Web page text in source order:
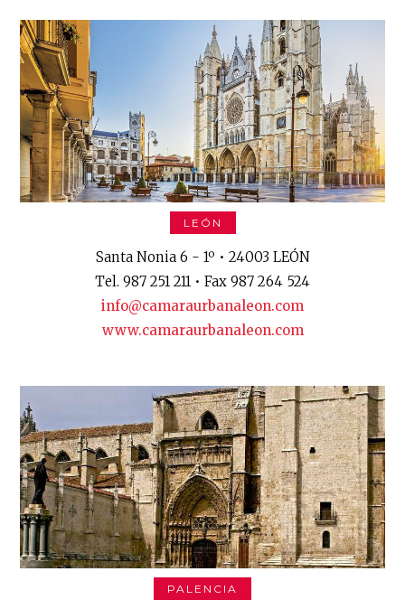
LEÓN
Santa Nonia 6 - 1º • 24003 LEÓN
Tel. 987 251 211 • Fax 987 264 524
info@camaraurbanaleon.com
www.camaraurbanaleon.com
PALENCIA